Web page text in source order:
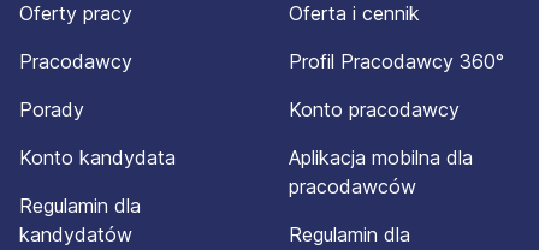
Oferty pracy
Pracodawcy
Porady
Konto kandydata
Regulamin dla
kandydatów
Oferta i cennik
Profil Pracodawcy 360°
Konto pracodawcy
Aplikacja mobilna dla
pracodawców
Regulamin dla